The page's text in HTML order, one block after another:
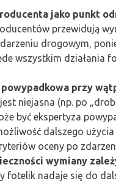
jako punkt
przewidują
drogowym,
wszystkim działania
przy
niejasna (np. po
być ekspertyza
dalszego
oceny po
wymiany
fotelik nadaje się do